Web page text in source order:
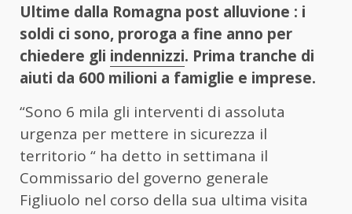
Ultime dalla Romagna post alluvione : i
soldi ci sono, proroga a fine anno per
chiedere gli indennizzi. Prima tranche di
aiuti da 600 milioni a famiglie e imprese.
“Sono 6 mila gli interventi di assoluta
urgenza per mettere in sicurezza il
territorio “ ha detto in settimana il
Commissario del governo generale
Figliuolo nel corso della sua ultima visita